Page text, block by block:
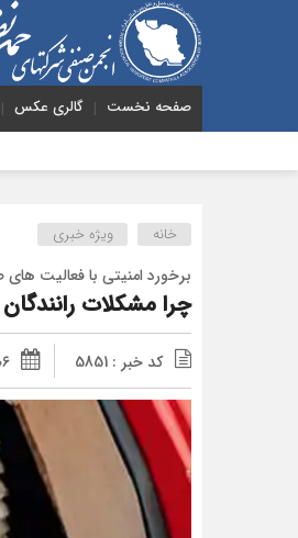
صفحه نخست گالری عکس
خانه ویژه خبری
برخورد امنیتی با فعالیت
چرا مشکلات
کد خبر : 5851 ۰۶ خرداد